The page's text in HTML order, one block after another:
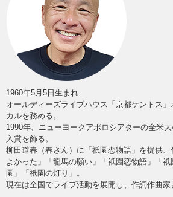
1960年5月5日生まれ
オールディーズライブハウス「京都ケントス
カルを務める。
1990年、ニューヨークアポロシアターの全米
入賞を飾る。
柳田道春（春さん）に「祇園恋物語」を提供
よかった」「龍馬の願い」「祇園恋物語」「
園」「祇園の灯り」。
現在は全国でライブ活動を展開し、作詞作曲家